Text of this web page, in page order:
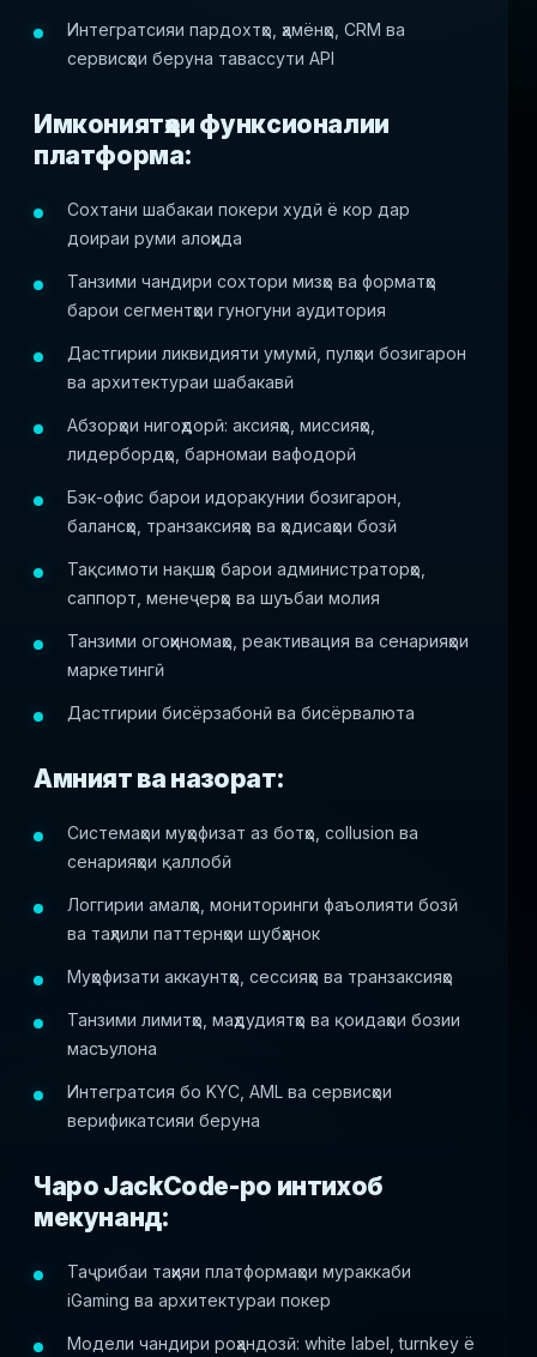
Интегратсияи пардохтҳо, ҳамёнҳо, CRM ва
сервисҳои беруна тавассути API
Имкониятҳои функсионалии
платформа:
Сохтани шабакаи покери худӣ ё кор дар
доираи руми алоҳида
Танзими чандири сохтори мизҳо ва форматҳо
барои сегментҳои гуногуни аудитория
Дастгирии ликвидияти умумӣ, пулҳои бозигарон
ва архитектураи шабакавӣ
Абзорҳои нигоҳдорӣ: аксияҳо, миссияҳо,
лидербордҳо, барномаи вафодорӣ
Бэк-офис барои идоракунии бозигарон,
балансҳо, транзаксияҳо ва ҳодисаҳои бозӣ
Тақсимоти нақшҳо барои администраторҳо,
саппорт, менеҷерҳо ва шуъбаи молия
Танзими огоҳиномаҳо, реактивация ва сенарияҳои
маркетингӣ
Дастгирии бисёрзабонӣ ва бисёрвалюта
Амният ва назорат:
Системаҳои муҳофизат аз ботҳо, collusion ва
сенарияҳои қаллобӣ
Логгирии амалҳо, мониторинги фаъолияти бозӣ
ва таҳлили паттернҳои шубҳанок
Муҳофизати аккаунтҳо, сессияҳо ва транзаксияҳо
Танзими лимитҳо, маҳдудиятҳо ва қоидаҳои бозии
масъулона
Интегратсия бо KYC, AML ва сервисҳои
верификатсияи беруна
Чаро JackCode-ро интихоб
мекунанд:
Таҷрибаи таҳияи платформаҳои мураккаби
iGaming ва архитектураи покер
Модели чандири роҳандозӣ: white label, turnkey ё